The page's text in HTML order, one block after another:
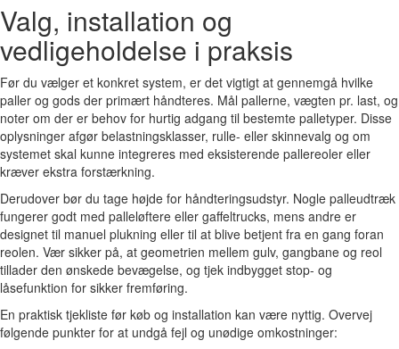
Valg, installation og
vedligeholdelse i praksis
Før du vælger et konkret system, er det vigtigt at gennemgå hvilke
paller og gods der primært håndteres. Mål pallerne, vægten pr. last, og
noter om der er behov for hurtig adgang til bestemte palletyper. Disse
oplysninger afgør belastningsklasser, rulle- eller skinnevalg og om
systemet skal kunne integreres med eksisterende pallereoler eller
kræver ekstra forstærkning.
Derudover bør du tage højde for håndteringsudstyr. Nogle palleudtræk
fungerer godt med palleløftere eller gaffeltrucks, mens andre er
designet til manuel plukning eller til at blive betjent fra en gang foran
reolen. Vær sikker på, at geometrien mellem gulv, gangbane og reol
tillader den ønskede bevægelse, og tjek indbygget stop- og
låsefunktion for sikker fremføring.
En praktisk tjekliste før køb og installation kan være nyttig. Overvej
følgende punkter for at undgå fejl og unødige omkostninger: